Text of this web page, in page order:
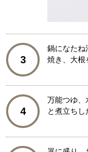
3
鍋になた
焼き、大根
4
万能つゆ、
と煮立ちし